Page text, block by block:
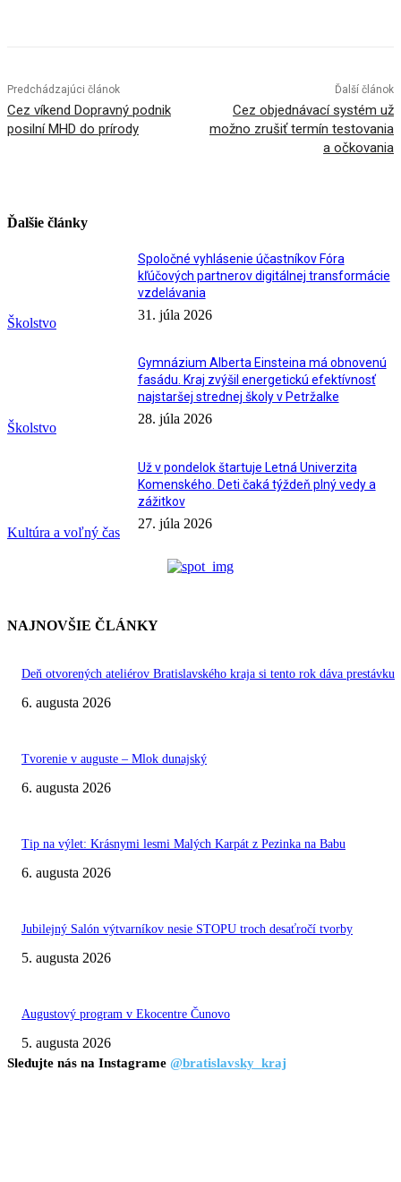
Predchádzajúci článok
Cez víkend Dopravný podnik
posilní MHD do prírody
Ďalší článok
Cez objednávací systém už
možno zrušiť termín testovania
a očkovania
Ďalšie články
Školstvo
Spoločné vyhlásenie účastníkov Fóra
kľúčových partnerov digitálnej transformácie
vzdelávania
31. júla 2026
Školstvo
Gymnázium Alberta Einsteina má obnovenú
fasádu. Kraj zvýšil energetickú efektívnosť
najstaršej strednej školy v Petržalke
28. júla 2026
Kultúra a voľný čas
Už v pondelok štartuje Letná Univerzita
Komenského. Deti čaká týždeň plný vedy a
zážitkov
27. júla 2026
NAJNOVŠIE ČLÁNKY
Deň otvorených ateliérov Bratislavského kraja si tento rok dáva prestávku
6. augusta 2026
Tvorenie v auguste – Mlok dunajský
6. augusta 2026
Tip na výlet: Krásnymi lesmi Malých Karpát z Pezinka na Babu
6. augusta 2026
Jubilejný Salón výtvarníkov nesie STOPU troch desaťročí tvorby
5. augusta 2026
Augustový program v Ekocentre Čunovo
5. augusta 2026
Sledujte nás na Instagrame @bratislavsky_kraj